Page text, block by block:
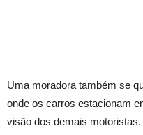
Uma moradora também se
onde os carros estacionam
visão dos demais motoristas.